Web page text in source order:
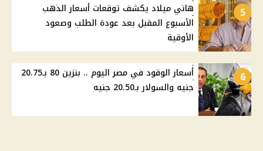
5
هاني ميلاد يكشف توقعات أسعار الذهب
الأسبوع المقبل بعد عودة الطلب وصعود
الأوقية
6
أسعار الوقود في مصر اليوم .. بنزين 80 بـ20.75
جنيه والسولار بـ20.50 جنيه